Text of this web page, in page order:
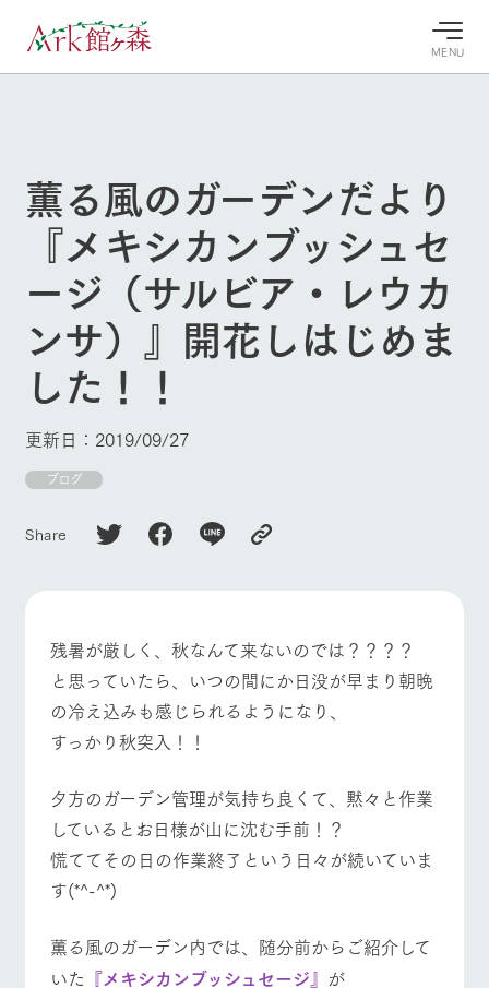
MENU
牧場へ行
く
営業時
間・料金
セス
よくいた
だく質問
客様へ
お連れの
お客様へ
よく見られている情報
今日の牧
場・営業
案内
本日の営業時間
や牧場の天気、
ガーデンの開花
状況などを毎日
イベン
ト/フェ
ア
Ark館ヶ森で開
催しているイベ
牧場の楽
しみ方
牧場スタッフが
季節ごとの楽し
み方やシーン別
フラワー
季節の移り変わ
りを存分に味わ
う
森の雄大な自然
なかで動物とふ
れあう
体験
各種体験教室な
ど、楽しみなが
ら学べる様々な
レストラ
牧場の生産品を
知り尽くした料
理人が腕を振
い、ビュッフェ
物
丹精込めて育て
た生産品をはじ
め、牧場産の逸
牧場マップのダ
周遊バス
ホーム
Ark館ヶ森について
牧場に行く
生産品を見る
ArkFarm Wedding
ブログ
お問い合わせ・資料請求
生産品カタログ・資料DL
English (Google Translate)
ネットショップ
イベント/フェア レストラン/BBQ フラワーガーデン
動物とふれあう アクティビティ/体験 ショップ/お買い物
薫る風のガーデンだより
『メキシカンブッシュセ
ージ（サルビア・レウカ
ンサ）』開花しはじめま
した！！
更新日：2019/09/27
ブログ
Share
残暑が厳しく、秋なんて来ないのでは？？？？
と思っていたら、いつの間にか日没が早まり朝晩
の冷え込みも感じられるようになり、
すっかり秋突入！！
夕方のガーデン管理が気持ち良くて、黙々と作業
しているとお日様が山に沈む手前！？
慌ててその日の作業終了という日々が続いていま
す(*^-^*)
薫る風のガーデン内では、随分前からご紹介して
いた 『メキシカンブッシュセージ』 が